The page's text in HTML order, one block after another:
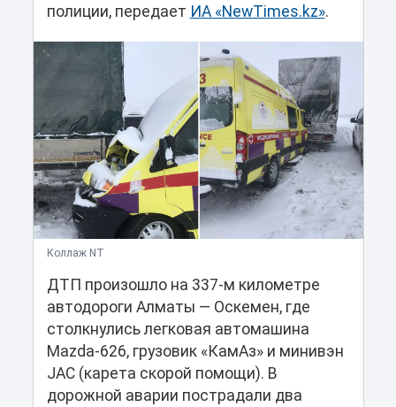
полиции, передает ИА «NewTimes.kz».
Коллаж NT
ДТП произошло на 337-м километре
автодороги Алматы — Оскемен, где
столкнулись легковая автомашина
Mazda-626, грузовик «КамАз» и минивэн
JAC (карета скорой помощи). В
дорожной аварии пострадали два